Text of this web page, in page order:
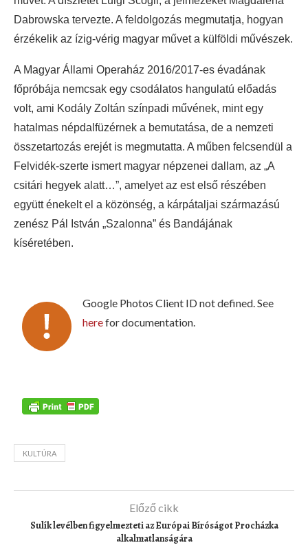
Dabrowska tervezte. A feldolgozás megmutatja, hogyan
érzékelik az ízig-vérig magyar művet a külföldi művészek.
A Magyar Állami Operaház 2016/2017-es évadának
főpróbája nemcsak egy csodálatos hangulatú előadás
volt, ami Kodály Zoltán színpadi művének, mint egy
hatalmas népdalfüzérnek a bemutatása, de a nemzeti
összetartozás erejét is megmutatta. A műben felcsendül a
Felvidék-szerte ismert magyar népzenei dallam, az „A
csitári hegyek alatt…”, amelyet az est első részében
együtt énekelt el a közönség, a kárpátaljai származású
zenész Pál István „Szalonna” és Bandájának
kíséretében.
Google Photos Client ID not defined. See
herefor documentation.
KULTÚRA
Előző cikk
Sulík levélben figyelmezteti az Európai Bíróságot Procházka
alkalmatlanságára